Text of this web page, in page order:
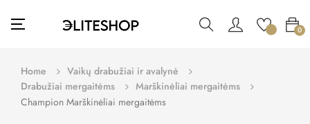
Toggle
navigation
☰ 0
Home
Vaikų drabužiai ir avalynė
Drabužiai mergaitėms
Marškinėliai mergaitėms
Champion Marškinėliai mergaitėms